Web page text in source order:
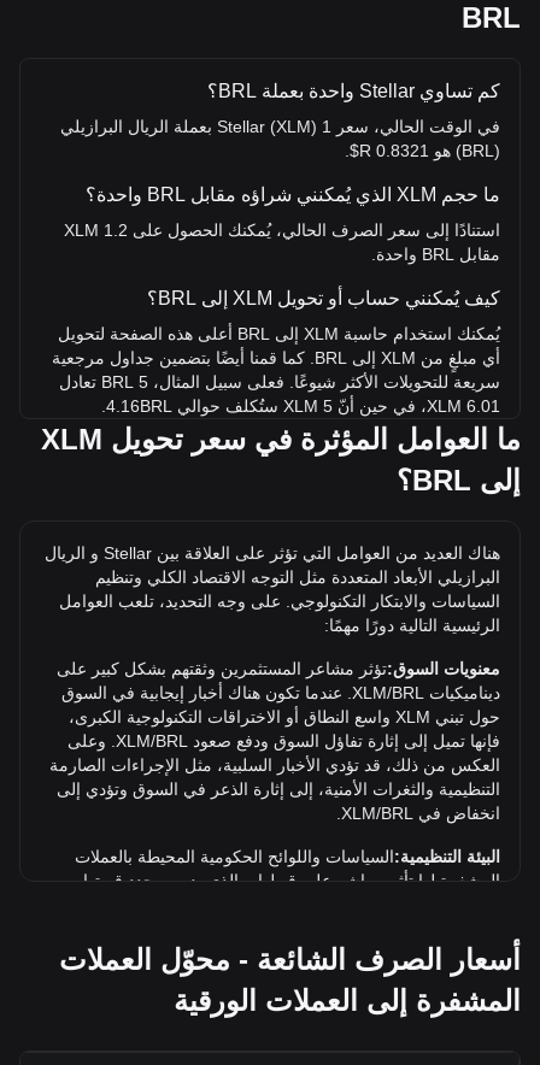
BRL
كم تساوي Stellar واحدة بعملة BRL؟
في الوقت الحالي، سعر 1 Stellar (XLM) بعملة الريال البرازيلي
(BRL) هو 0.8321 R$.
ما حجم XLM الذي يُمكنني شراؤه مقابل BRL واحدة؟
استنادًا إلى سعر الصرف الحالي، يُمكنك الحصول على 1.2 XLM
مقابل BRL واحدة.
كيف يُمكنني حساب أو تحويل XLM إلى BRL؟
يُمكنك استخدام حاسبة XLM إلى BRL أعلى هذه الصفحة لتحويل
أي مبلغٍ من XLM إلى BRL. كما قمنا أيضًا بتضمين جداول مرجعية
سريعة للتحويلات الأكثر شيوعًا. فعلى سبيل المثال، 5 BRL تعادل
6.01 XLM، في حين أنّ 5 XLM ستُكلف حوالي 4.16BRL.
ما أعلى سعر لـ XLM/BRL في التاريخ؟
ما توجه سعر في BRL؟
على مدار الأيام السبعة الماضية، انخفض سعر صرف Stellar
(XLM) بمقدار 4.68%. على مدار الشهر الماضي، انخفض سعر
صرف Stellar (XLM) بمقدار 9.84% مقابل الريال البرازيلي
ما العوامل المؤثرة في سعر تحويل XLM
إلى BRL؟
هناك العديد من العوامل التي تؤثر على العلاقة بين Stellar و الريال
البرازيلي الأبعاد المتعددة مثل التوجه الاقتصاد الكلي وتنظيم
السياسات والابتكار التكنولوجي. على وجه التحديد، تلعب العوامل
الرئيسية التالية دورًا مهمًا:
معنويات السوق:تؤثر مشاعر المستثمرين وثقتهم بشكل كبير على
ديناميكيات XLM/BRL. عندما تكون هناك أخبار إيجابية في السوق
حول تبني XLM واسع النطاق أو الاختراقات التكنولوجية الكبرى،
فإنها تميل إلى إثارة تفاؤل السوق ودفع صعود XLM/BRL. وعلى
العكس من ذلك، قد تؤدي الأخبار السلبية، مثل الإجراءات الصارمة
التنظيمية والثغرات الأمنية، إلى إثارة الذعر في السوق وتؤدي إلى
انخفاض في XLM/BRL.
البيئة التنظيمية:السياسات واللوائح الحكومية المحيطة بالعملات
المشفرة لها تأثير مباشر على قبولها، والذي بدوره يحدد قيمتها
وتزيد قيمتها. وعلى العكس من ذلك، قد تعيق السياسات التنظيمية
الغامضة أو الصارمة للغاية تطوير العملات المشفرة وتتسبب في
انخفاض قيمتها.
أسعار الصرف الشائعة - محوّل العملات
المشفرة إلى العملات الورقية